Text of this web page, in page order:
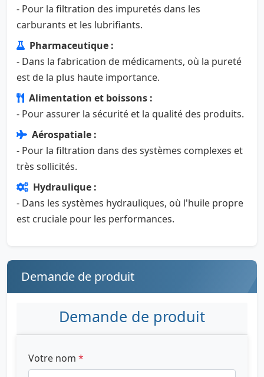
- Pour la filtration des impuretés dans les
carburants et les lubrifiants.
Pharmaceutique :
- Dans la fabrication de médicaments, où la pureté
est de la plus haute importance.
Alimentation et boissons :
- Pour assurer la sécurité et la qualité des produits.
Aérospatiale :
- Pour la filtration dans des systèmes complexes et
très sollicités.
Hydraulique :
- Dans les systèmes hydrauliques, où l'huile propre
est cruciale pour les performances.
Demande de produit
Demande de produit
Votre nom *